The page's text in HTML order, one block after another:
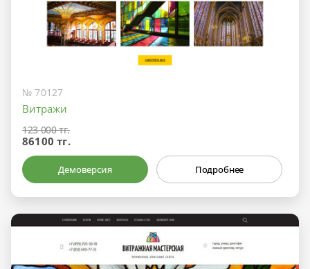
№ 70127
Витражи
123 000 тг.
86100 тг.
Демоверсия Подробнее